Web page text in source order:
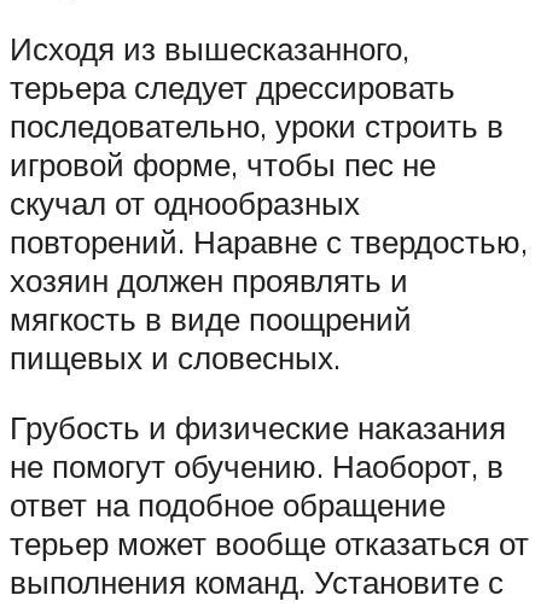
Исходя из вышесказанного,
терьера следует дрессировать
последовательно, уроки строить в
игровой форме, чтобы пес не
скучал от однообразных
повторений. Наравне с твердостью,
хозяин должен проявлять и
мягкость в виде поощрений
пищевых и словесных.
Грубость и физические наказания
не помогут обучению. Наоборот, в
ответ на подобное обращение
терьер может вообще отказаться от
выполнения команд. Установите с